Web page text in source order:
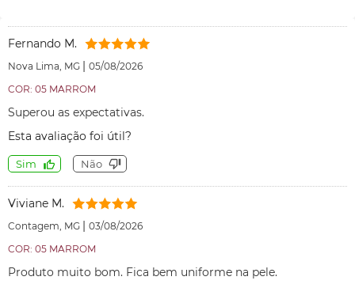
Fernando M.
Nova Lima, MG | 05/08/2026
COR: 05 MARROM
Superou as expectativas.
Esta avaliação foi útil?
Sim Não
Viviane M.
Contagem, MG | 03/08/2026
COR: 05 MARROM
Produto muito bom. Fica bem uniforme na pele.